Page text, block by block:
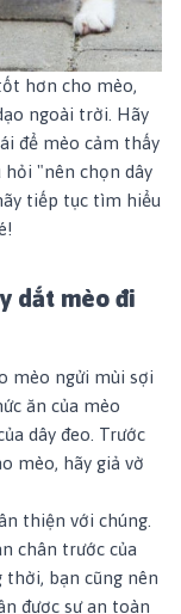
hơn cho mèo,
ngoài trời. Hãy
để mèo cảm thấy
hỏi "nên chọn dây
tiếp tục tìm hiểu
dắt mèo đi
mèo ngửi mùi sợi
ăn của mèo
dây đeo. Trước
mèo, hãy giả vờ
thiện với chúng.
chân trước của
thời, bạn cũng nên
được sự an toàn